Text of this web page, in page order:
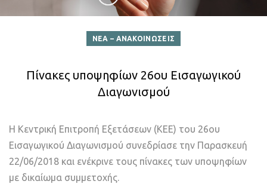
ΝΕΑ – ΑΝΑΚΟΙΝΩΣΕΙΣ
Πίνακες υποψηφίων 26ου Εισαγωγικού
Διαγωνισμού
Η Κεντρική Επιτροπή Εξετάσεων (ΚΕΕ) του 26ου
Εισαγωγικού Διαγωνισμού συνεδρίασε την Παρασκευή
22/06/2018 και ενέκρινε τους πίνακες των υποψηφίων
με δικαίωμα συμμετοχής.